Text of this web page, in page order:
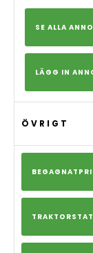
SE ALLA
LÄGG IN
ÖVRIGT